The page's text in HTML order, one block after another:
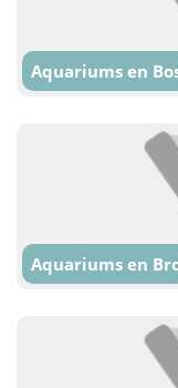
Aquariums en
Aquariums en